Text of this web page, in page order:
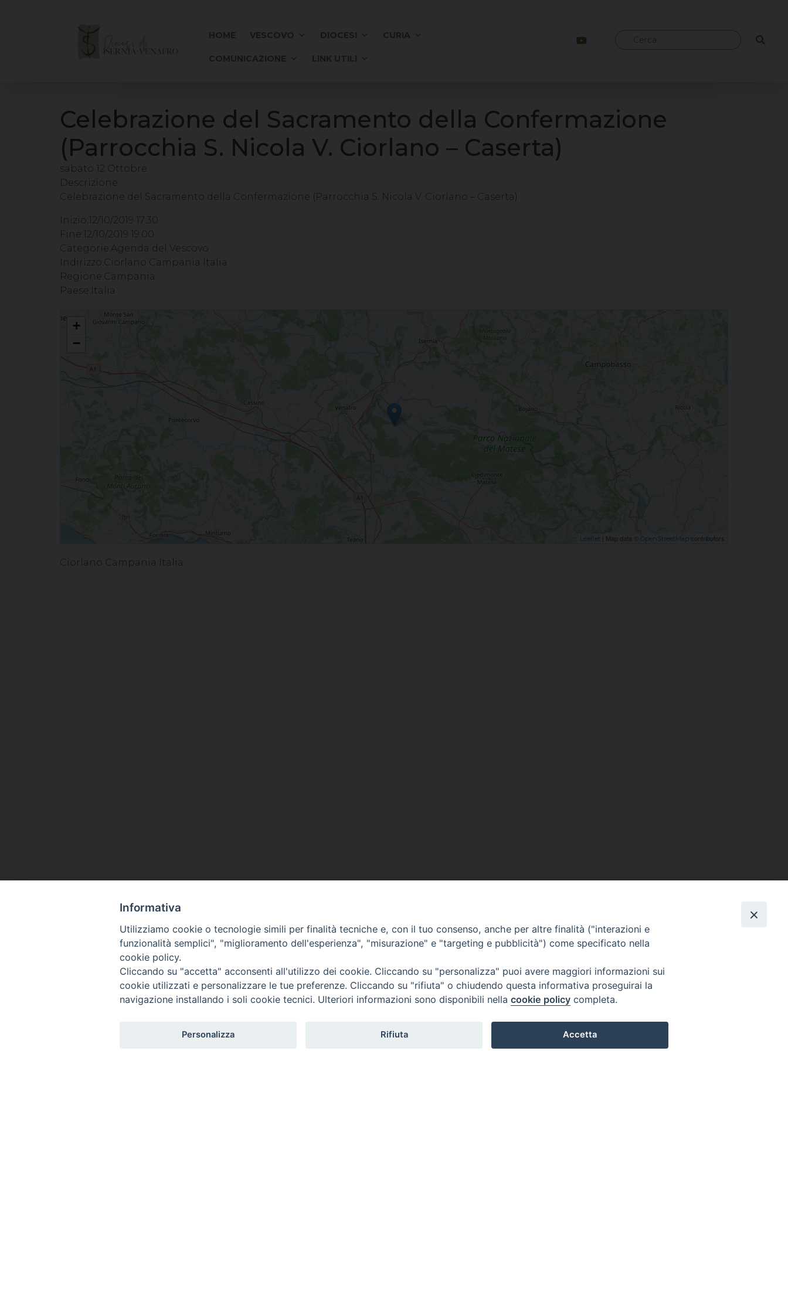
per:
Celebrazione del Sacramento della Confermazione
(Parrocchia S. Nicola V. Ciorlano – Caserta)
sabato 12 Ottobre
Descrizione:
Celebrazione del Sacramento della Confermazione (Parrocchia S. Nicola V. Ciorlano – Caserta)
Inizio: 12/10/2019 17:30
Fine: 12/10/2019 19:00
Categorie: Agenda del Vescovo
Indirizzo: Ciorlano Campania Italia
Regione: Campania
Paese: Italia
Celebrazione del Sacramento della Confermazione (Parrocchia S. Nicola V. Ciorlano - Caserta)
+
−
Leaflet | Map data © OpenStreetMap contributors
Ciorlano Campania Italia
Informativa
Utilizziamo cookie o tecnologie simili per finalità tecniche e, con il tuo consenso, anche per altre finalità ("interazioni e
funzionalità semplici", "miglioramento dell'esperienza", "misurazione" e "targeting e pubblicità") come specificato nella
cookie policy.
Cliccando su "accetta" acconsenti all'utilizzo dei cookie. Cliccando su "personalizza" puoi avere maggiori informazioni sui
cookie utilizzati e personalizzare le tue preferenze. Cliccando su "rifiuta" o chiudendo questa informativa proseguirai la
navigazione installando i soli cookie tecnici. Ulteriori informazioni sono disponibili nella cookie policy completa.
Personalizza Rifiuta Accetta